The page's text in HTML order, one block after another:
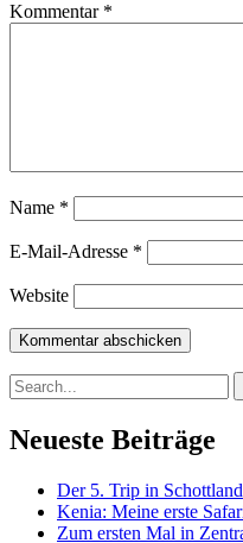
Kommentar *
Name *
E-Mail-Adresse *
Website
Search
for:
Neueste Beiträge
Der 5. Trip in Schottland
Kenia: Meine erste
Zum ersten Mal in